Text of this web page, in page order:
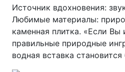
Источник вдохновения:
Любимые материалы:
каменная плитка. «Если Вы
правильные природные
водная вставка